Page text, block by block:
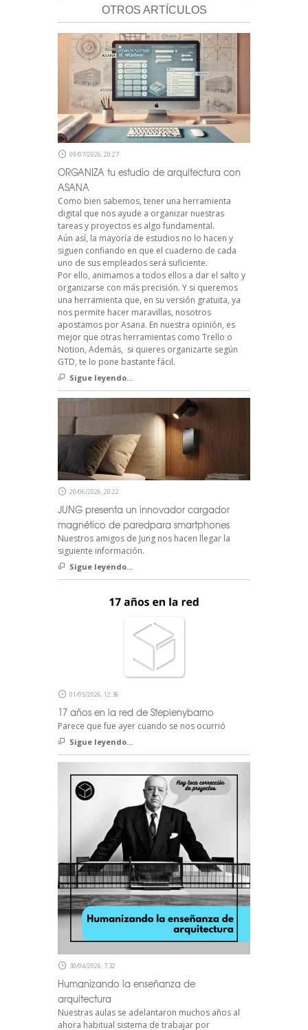
OTROS ARTÍCULOS
09/07/2026, 20:27
ORGANIZA tu estudio de arquitectura con
ASANA
Como bien sabemos, tener una herramienta
digital que nos ayude a organizar nuestras
tareas y proyectos es algo fundamental.
Aún así, la mayoría de estudios no lo hacen y
siguen confiando en que el cuaderno de cada
uno de sus empleados será suficiente.
Por ello, animamos a todos ellos a dar el salto y
organizarse con más precisión. Y si queremos
una herramienta que, en su versión gratuita, ya
nos permite hacer maravillas, nosotros
apostamos por Asana. En nuestra opinión, es
mejor que otras herramientas como Trello o
Notion, Además, si quieres organizarte según
GTD, te lo pone bastante fácil.
Sigue leyendo...
20/06/2026, 20:22
JUNG presenta un innovador cargador
magnético de paredpara smartphones
Nuestros amigos de Jung nos hacen llegar la
siguiente información.
Sigue leyendo...
01/05/2026, 12:36
17 años en la red de Stepienybarno
Parece que fue ayer cuando se nos ocurrió
Sigue leyendo...
30/04/2026, 7:32
Humanizando la enseñanza de
arquitectura
Nuestras aulas se adelantaron muchos años al
ahora habitual sistema de trabajar por